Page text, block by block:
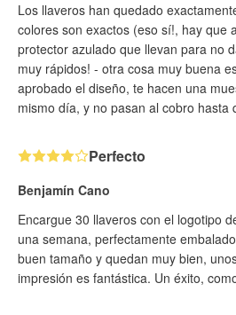
Los llaveros han quedado
colores son exactos (eso sí!, hay que
protector azulado que llevan para no
muy rápidos! - otra cosa muy buena
aprobado el diseño, te hacen una
mismo día, y no pasan al cobro hasta
Perfecto
Benjamín Cano
Encargue 30 llaveros con el logotipo
una semana, perfectamente
buen tamaño y quedan muy bien,
impresión es fantástica. Un éxito,